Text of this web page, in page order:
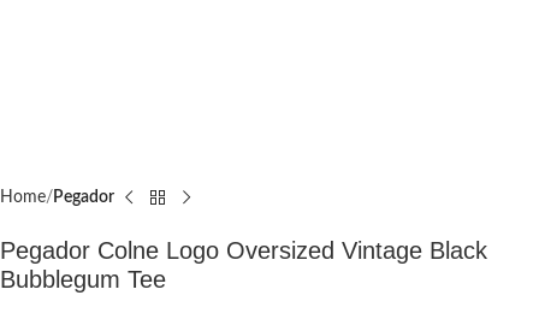
Home Pegador​
Pegador Colne Logo Oversized Vintage Black
Bubblegum Tee